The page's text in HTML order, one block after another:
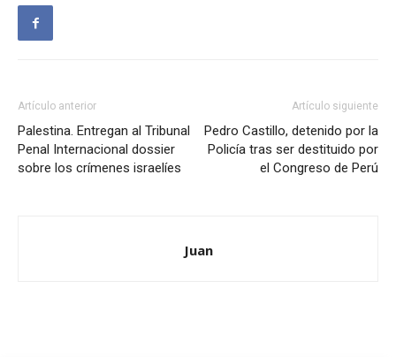
Artículo anterior
Palestina. Entregan al Tribunal
Penal Internacional dossier
sobre los crímenes israelíes
Artículo siguiente
Pedro Castillo, detenido por la
Policía tras ser destituido por
el Congreso de Perú
Juan